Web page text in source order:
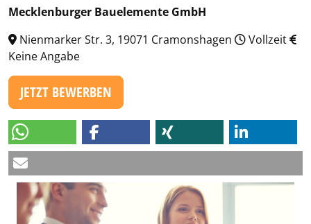
Mecklenburger Bauelemente GmbH
Nienmarker Str. 3, 19071 Cramonshagen
Vollzeit
Keine Angabe
JETZT BEWERBEN